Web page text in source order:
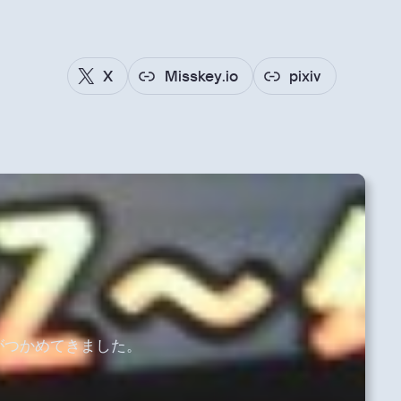
X Misskey.io pixiv
かめてきました。